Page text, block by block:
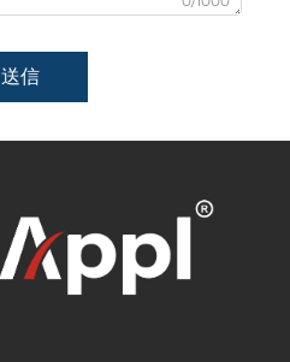
送信